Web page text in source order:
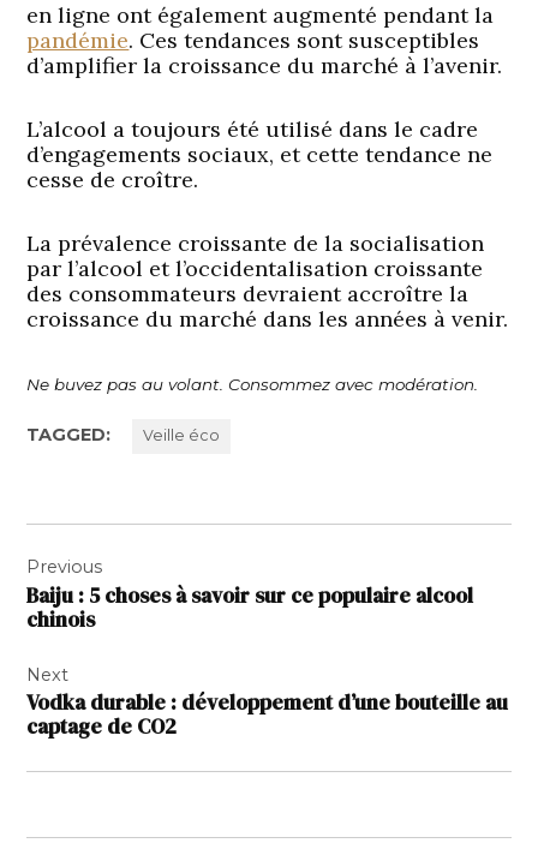
en ligne ont également augmenté pendant la
pandémie. Ces tendances sont susceptibles
d’amplifier la croissance du marché à l’avenir.
L’alcool a toujours été utilisé dans le cadre
d’engagements sociaux, et cette tendance ne
cesse de croître.
La prévalence croissante de la socialisation
par l’alcool et l’occidentalisation croissante
des consommateurs devraient accroître la
croissance du marché dans les années à venir.
Ne buvez pas au volant. Consommez avec modération.
TAGGED: Veille éco
de
l’article
Previous
Baiju : 5 choses à savoir sur ce populaire alcool
chinois
Next
Vodka durable : développement d’une bouteille au
captage de CO2